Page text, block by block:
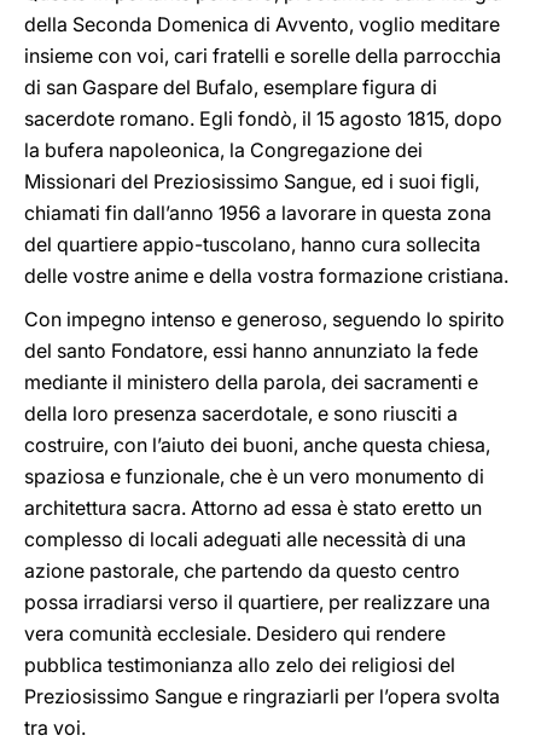
della Seconda Domenica di Avvento, voglio meditare
insieme con voi, cari fratelli e sorelle della parrocchia
di san Gaspare del Bufalo, esemplare figura di
sacerdote romano. Egli fondò, il 15 agosto 1815, dopo
la bufera napoleonica, la Congregazione dei
Missionari del Preziosissimo Sangue, ed i suoi figli,
chiamati fin dall’anno 1956 a lavorare in questa zona
del quartiere appio-tuscolano, hanno cura sollecita
delle vostre anime e della vostra formazione cristiana.
Con impegno intenso e generoso, seguendo lo spirito
del santo Fondatore, essi hanno annunziato la fede
mediante il ministero della parola, dei sacramenti e
della loro presenza sacerdotale, e sono riusciti a
costruire, con l’aiuto dei buoni, anche questa chiesa,
spaziosa e funzionale, che è un vero monumento di
architettura sacra. Attorno ad essa è stato eretto un
complesso di locali adeguati alle necessità di una
azione pastorale, che partendo da questo centro
possa irradiarsi verso il quartiere, per realizzare una
vera comunità ecclesiale. Desidero qui rendere
pubblica testimonianza allo zelo dei religiosi del
Preziosissimo Sangue e ringraziarli per l’opera svolta
tra voi.